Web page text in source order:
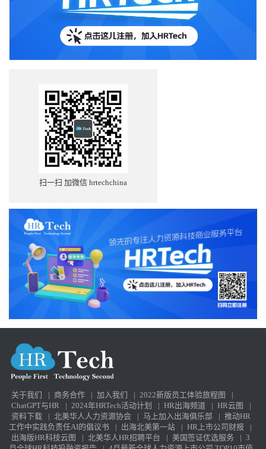
扫一扫 加微信 hrtechchina
关于我们 | 商务合作 | 加入我们 | 2022新版员工体验旅程图
|
ChatGPT与HR
| 2024年HRTech活动计划 | HR出海频道 | HR云图
|
资料下载
| 北美华人人力资源协会 | 马上加入出海俱乐部 | 推动HR
工作中实践负责任AI的倡议书
| 出海北美第一站 | HR上市公司财报
|
出海版HR科技云图
| 北美华人HR招聘平台 | 美国签证优选服务 | 3